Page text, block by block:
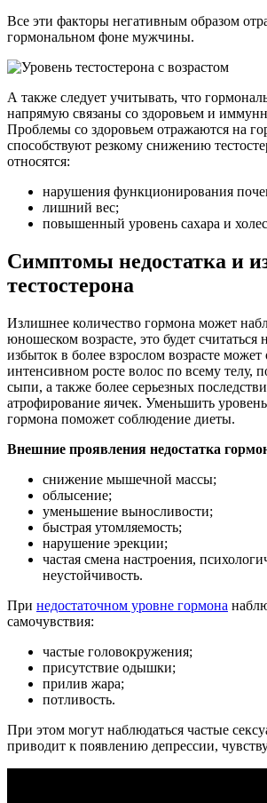
Все эти факторы негативным образом
гормональном фоне мужчины.
А также следует учитывать, что
напрямую связаны со здоровьем и
Проблемы со здоровьем отражаются на
способствуют резкому снижению
относятся:
нарушения функционирования
лишний вес;
повышенный уровень сахара и
Симптомы недостатка и
тестостерона
Излишнее количество гормона может
юношеском возрасте, это будет
избыток в более взрослом возрасте может
интенсивном росте волос по всему телу,
сыпи, а также более серьезных
атрофирование яичек. Уменьшить
гормона поможет соблюдение диеты.
Внешние проявления недостатка
снижение мышечной массы;
облысение;
уменьшение выносливости;
быстрая утомляемость;
нарушение эрекции;
частая смена настроения,
неустойчивость.
При недостаточном уровне гормона
самочувствия:
частые головокружения;
присутствие одышки;
прилив жара;
потливость.
При этом могут наблюдаться частые
приводит к появлению депрессии,